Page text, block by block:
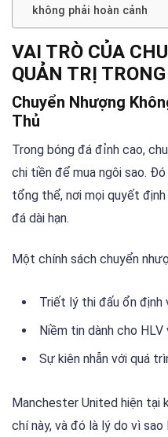
không phải hoàn cảnh
VAI TRÒ CỦA
QUẢN TRỊ
Chuyển Nhượng
Thủ
Trong bóng đá đỉnh cao,
chi tiền để mua ngôi sao.
tổng thể, nơi mọi quyết
đá dài hạn.
Một chính sách chuyển
Triết lý thi đấu ổn định
Niềm tin dành cho
Sự kiên nhẫn với quá
Manchester United hiện tại
chí này, và đó là lý do vì